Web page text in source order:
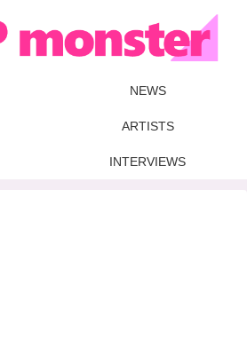
NEWS
ARTISTS
INTERVIEWS